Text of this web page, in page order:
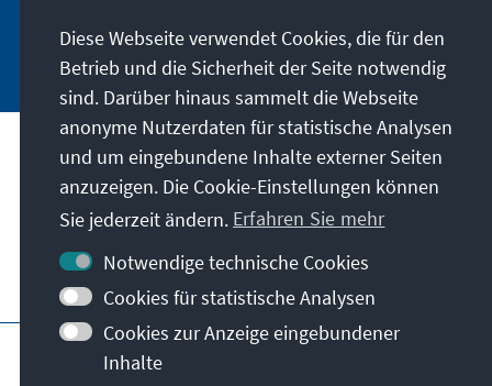
Jetzt abonnieren
Unser Auftrag
Kontakt
Weitere Angebote der Stiftung
Impressum
Datenschutz
Nutzungsbedingungen
Diese Webseite verwendet Cookies, die für den
Betrieb und die Sicherheit der Seite notwendig
sind. Darüber hinaus sammelt die Webseite
anonyme Nutzerdaten für statistische Analysen
und um eingebundene Inhalte externer Seiten
anzuzeigen. Die Cookie-Einstellungen können
Sie jederzeit ändern. Erfahren Sie mehr
Notwendige technische Cookies
Cookies für statistische Analysen
Cookies zur Anzeige eingebundener
Inhalte